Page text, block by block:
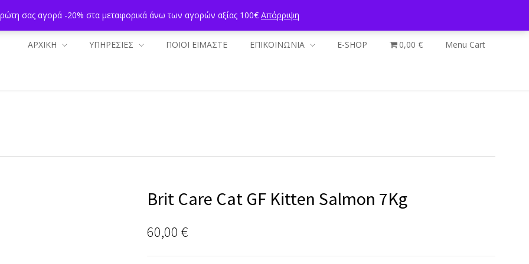
ΑΡΧΙΚΗ ΥΠΗΡΕΣΙΕΣ ΠΟΙΟΙ ΕΙΜΑΣΤΕ ΕΠΙΚΟΙΝΩΝΙΑ E-SHOP 0,00 € Menu Cart
Brit Care Cat GF Kitten Salmon 7Kg
60,00 €
σας αγορά -20% στα μεταφορικά άνω των αγορών αξίας 100€ Απόρριψη